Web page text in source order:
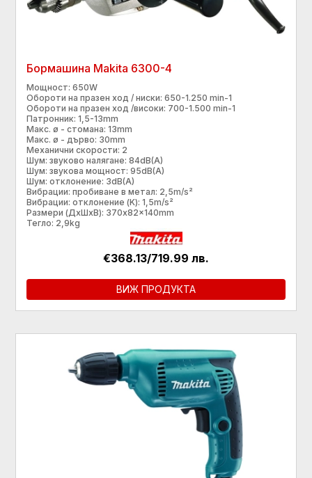
Бормашина Makita 6300-4
Мощност: 650W
Обороти на празен ход / ниски: 650-1.250 min-1
Обороти на празен ход /високи: 700-1.500 min-1
Патронник: 1,5-13mm
Макс. ø - стомана: 13mm
Макс. ø - дърво: 30mm
Механични скорости: 2
Шум: звуково налягане: 84dB(A)
Шум: звукова мощност: 95dB(A)
Шум: отклонение: 3dB(A)
Вибрации: пробиване в метал: 2,5m/s²
Вибрации: отклонение (K): 1,5m/s²
Размери (ДхШхВ): 370x82x140mm
Тегло: 2,9kg
€368.13/719.99 лв.
ВИЖ ПРОДУКТА